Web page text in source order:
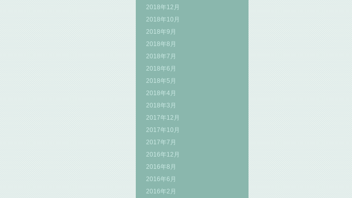
2018年12月
2018年10月
2018年9月
2018年8月
2018年7月
2018年6月
2018年5月
2018年4月
2018年3月
2017年12月
2017年10月
2017年7月
2016年12月
2016年8月
2016年6月
2016年2月